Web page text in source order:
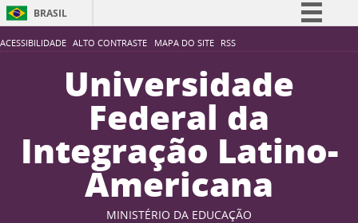
ACESSIBILIDADE ALTO CONTRASTE MAPA DO SITE RSS
BRASIL
Simplifique!
Participe
Acesso à informação
Legislação
Canais
Universidade
Federal da
Integração Latino-
Americana
MINISTÉRIO DA EDUCAÇÃO